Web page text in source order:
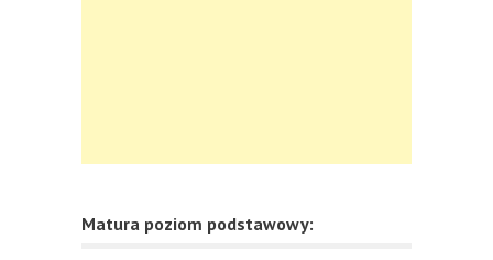
Matura poziom podstawowy: